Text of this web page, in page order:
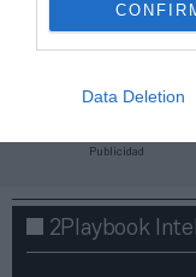
Data Deletion
¡Haz click
Publicidad
2Playbook